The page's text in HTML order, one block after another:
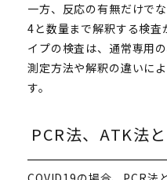
一方、反応の有無だけで
4と数量まで解釈する検査
イプの検査は、通常専用
測定方法や解釈の違いに
す。
PCR法、ATK法